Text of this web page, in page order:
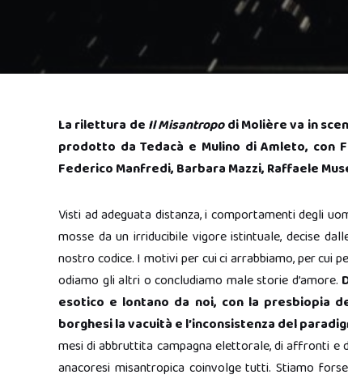
La rilettura de Il Misantropodi Molière va in
prodotto da Tedacà e Mulino di Amleto, con
Federico Manfredi, Barbara Mazzi, Raffaele
Visti ad adeguata distanza, i comportamenti degli
mosse da un irriducibile vigore istintuale, decise
nostro codice. I motivi per cui ci arrabbiamo, per cui
odiamo gli altri o concludiamo male storie d’amore.
esotico e lontano da noi, con la presbiopia
borghesi la vacuità e l’inconsistenza del
mesi di abbruttita campagna elettorale, di affronti e
anacoresi misantropica coinvolge tutti. Stiamo